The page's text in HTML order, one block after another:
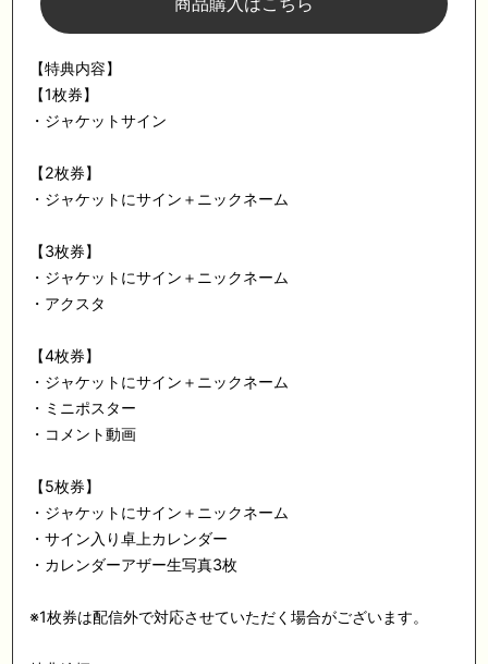
【特典内容】
【1枚券】
・ジャケットサイン
【2枚券】
・ジャケットにサイン＋ニックネーム
【3枚券】
・ジャケットにサイン＋ニックネーム
・アクスタ
【4枚券】
・ジャケットにサイン＋ニックネーム
・ミニポスター
・コメント動画
【5枚券】
・ジャケットにサイン＋ニックネーム
・サイン入り卓上カレンダー
・カレンダーアザー生写真3枚
※1枚券は配信外で対応させていただく場合がございます。